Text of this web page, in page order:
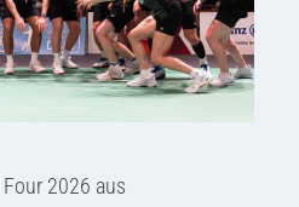
2026 aus